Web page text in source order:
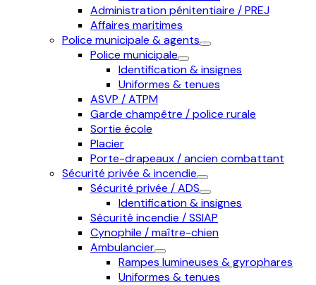
Administration pénitentiaire / PREJ
Affaires maritimes
Police municipale & agents
Police municipale
Identification & insignes
Uniformes & tenues
ASVP / ATPM
Garde champêtre / police rurale
Sortie école
Placier
Porte-drapeaux / ancien combattant
Sécurité privée & incendie
Sécurité privée / ADS
Identification & insignes
Sécurité incendie / SSIAP
Cynophile / maître-chien
Ambulancier
Rampes lumineuses & gyrophares
Uniformes & tenues